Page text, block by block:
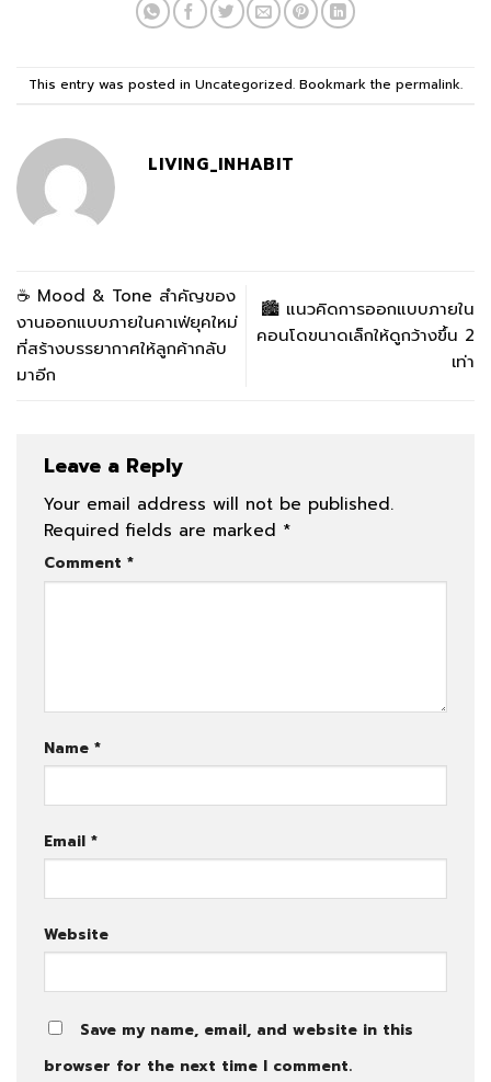
This entry was posted in Uncategorized. Bookmark the permalink.
LIVING_INHABIT
☕ Mood & Tone สำคัญของ
งานออกแบบภายในคาเฟ่ยุคใหม่
ที่สร้างบรรยากาศให้ลูกค้ากลับ
มาอีก
🏙️ แนวคิดการออกแบบภายใน
คอนโดขนาดเล็กให้ดูกว้างขึ้น 2
เท่า
Leave a Reply
Your email address will not be published.
Required fields are marked *
Comment *
Name *
Email *
Website
Save my name, email, and website in this
browser for the next time I comment.